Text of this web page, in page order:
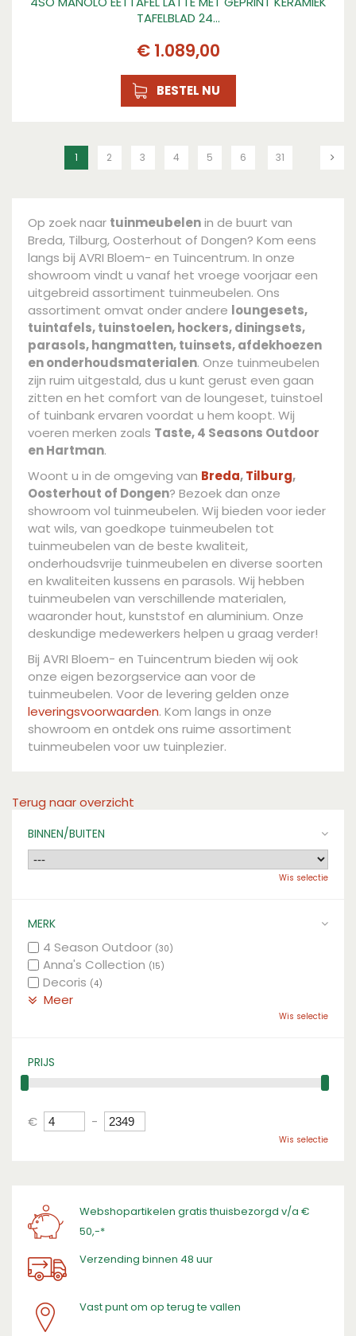
TAFELBLAD 24…
€ 1.089,00
BESTEL NU
1 2 3 4 5 6 31
Op zoek naar tuinmeubelenin de buurt van
Breda, Tilburg, Oosterhout of Dongen? Kom eens
langs bij AVRI Bloem- en Tuincentrum. In onze
showroom vindt u vanaf het vroege voorjaar een
uitgebreid assortiment tuinmeubelen. Ons
assortiment omvat onder andere loungesets,
tuintafels, tuinstoelen, hockers, diningsets,
parasols, hangmatten, tuinsets, afdekhoezen
en onderhoudsmaterialen. Onze tuinmeubelen
zijn ruim uitgestald, dus u kunt gerust even gaan
zitten en het comfort van de loungeset, tuinstoel
of tuinbank ervaren voordat u hem koopt. Wij
voeren merken zoals Taste, 4 Seasons Outdoor
en Hartman.
Woont u in de omgeving van Breda,Tilburg,
Oosterhout of Dongen? Bezoek dan onze
showroom vol tuinmeubelen. Wij bieden voor ieder
wat wils, van goedkope tuinmeubelen tot
tuinmeubelen van de beste kwaliteit,
onderhoudsvrije tuinmeubelen en diverse soorten
en kwaliteiten kussens en parasols. Wij hebben
tuinmeubelen van verschillende materialen,
waaronder hout, kunststof en aluminium. Onze
deskundige medewerkers helpen u graag verder!
Bij AVRI Bloem- en Tuincentrum bieden wij ook
onze eigen bezorgservice aan voor de
tuinmeubelen. Voor de levering gelden onze
leveringsvoorwaarden. Kom langs in onze
showroom en ontdek ons ruime assortiment
tuinmeubelen voor uw tuinplezier.
Terug naar overzicht
BINNEN/BUITEN
Wis selectie
MERK
4 Season Outdoor (30)
Anna's Collection (15)
Decoris (4)
Meer
Wis selectie
PRIJS
€ -
Wis selectie
Webshopartikelen gratis thuisbezorgd v/a €
50,-*
Verzending binnen 48 uur
Vast punt om op terug te vallen